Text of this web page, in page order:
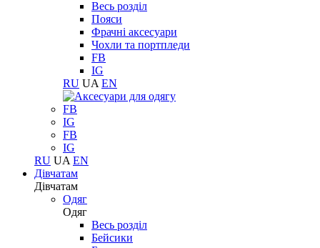
Весь розділ
Пояси
Фрачні аксесуари
Чохли та портпледи
FB
IG
RU UA EN
FB
IG
FB
IG
RU UA EN
Дівчатам
Дівчатам
Одяг
Одяг
Весь розділ
Бейсики